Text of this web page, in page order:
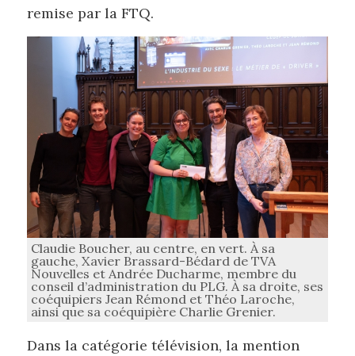
remise par la FTQ.
Claudie Boucher, au centre, en vert. À sa
gauche, Xavier Brassard-Bédard de TVA
Nouvelles et Andrée Ducharme, membre du
conseil d’administration du PLG. À sa droite, ses
coéquipiers Jean Rémond et Théo Laroche,
ainsi que sa coéquipière Charlie Grenier.
Dans la catégorie télévision, la mention